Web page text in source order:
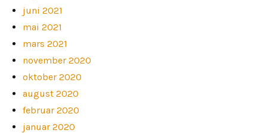
juni 2021
mai 2021
mars 2021
november 2020
oktober 2020
august 2020
februar 2020
januar 2020